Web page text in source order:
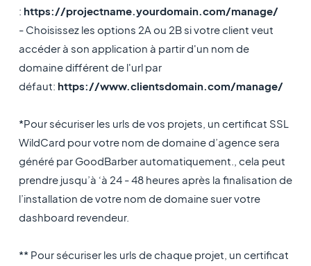
: https://projectname.yourdomain.com/manage/
- Choisissez les options 2A ou 2B si votre client veut
accéder à son application à partir d'un nom de
domaine différent de l'url par
défaut: https://www.clientsdomain.com/manage/
*Pour sécuriser les urls de vos projets, un certificat SSL
WildCard pour votre nom de domaine d’agence sera
généré par GoodBarber automatiquement., cela peut
prendre jusqu’à ‘à 24 - 48 heures après la finalisation de
l’installation de votre nom de domaine suer votre
dashboard revendeur.
** Pour sécuriser les urls de chaque projet, un certificat